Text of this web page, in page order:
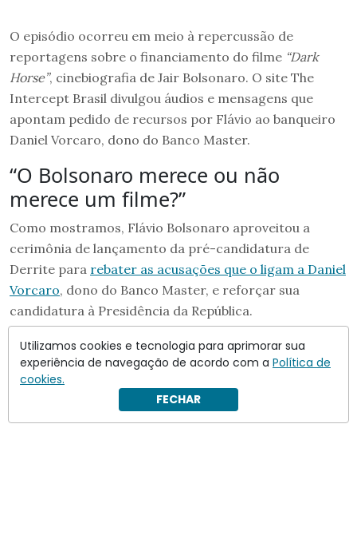
O episódio ocorreu em meio à repercussão de
reportagens sobre o financiamento do filme “Dark
Horse”, cinebiografia de Jair Bolsonaro. O site The
Intercept Brasil divulgou áudios e mensagens que
apontam pedido de recursos por Flávio ao banqueiro
Daniel Vorcaro, dono do Banco Master.
“O Bolsonaro merece ou não
merece um filme?”
Como mostramos, Flávio Bolsonaro aproveitou a
cerimônia de lançamento da pré-candidatura de
Derrite para rebater as acusações que o ligam a Daniel
Vorcaro, dono do Banco Master, e reforçar sua
candidatura à Presidência da República.
Utilizamos cookies e tecnologia para aprimorar sua
experiência de navegação de acordo com a Política de
cookies.
FECHAR